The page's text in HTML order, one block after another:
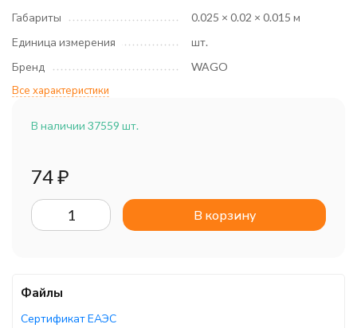
Габариты
0.025 × 0.02 × 0.015 м
Единица измерения
шт.
Бренд
WAGO
Все характеристики
В наличии 37559 шт.
74₽
В корзину
Файлы
Сертификат ЕАЭС